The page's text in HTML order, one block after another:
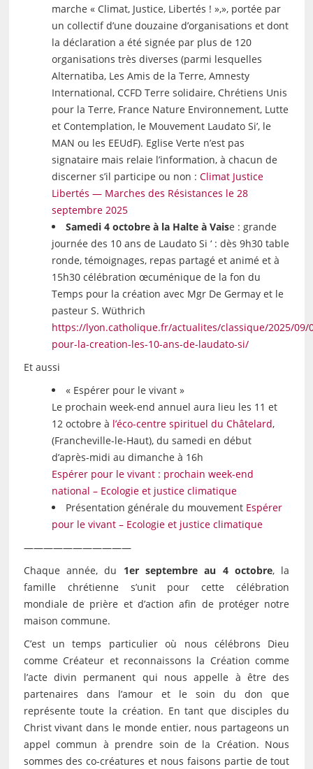
marche « Climat, Justice, Libertés ! »,», portée par
un collectif d’une douzaine d’organisations et dont
la déclaration a été signée par plus de 120
organisations très diverses (parmi lesquelles
Alternatiba, Les Amis de la Terre, Amnesty
International, CCFD Terre solidaire, Chrétiens Unis
pour la Terre, France Nature Environnement, Lutte
et Contemplation, le Mouvement Laudato Si’, le
MAN ou les EEUdF). Eglise Verte n’est pas
signataire mais relaie l’information, à chacun de
discerner s’il participe ou non : Climat Justice
Libertés — Marches des Résistances le 28
septembre 2025
Samedi 4 octobre à la Halte à Vaise : grande
journée des 10 ans de Laudato Si ‘ : dès 9h30 table
ronde, témoignages, repas partagé et animé et à
15h30 célébration œcuménique de la fon du
Temps pour la création avec Mgr De Germay et le
pasteur S. Wüthrich
https://lyon.catholique.fr/actualites/classique/2025/09/
pour-la-creation-les-10-ans-de-laudato-si/
Et aussi
« Espérer pour le vivant »
Le prochain week-end annuel aura lieu les 11 et
12 octobre à l’éco-centre spirituel du Châtelard,
(Francheville-le-Haut), du samedi en début
d’après-midi au dimanche à 16h
Espérer pour le vivant : prochain week-end
national – Ecologie et justice climatique
Présentation générale du mouvement Espérer
pour le vivant – Ecologie et justice climatique
———————————
Chaque année, du 1er septembre au 4 octobre, la
famille chrétienne s’unit pour cette célébration
mondiale de prière et d’action afin de protéger notre
maison commune.
C’est un temps particulier où nous célébrons Dieu
comme Créateur et reconnaissons la Création comme
l’acte divin permanent qui nous appelle à être des
partenaires dans l’amour et le soin du don que
représente toute la création. En tant que disciples du
Christ vivant dans le monde entier, nous partageons un
appel commun à prendre soin de la Création. Nous
sommes des co-créatures et nous faisons partie de tout